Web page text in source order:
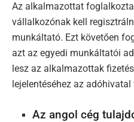
Az alkalmazottat
vállalkozónak kell
munkáltató. Ezt követően
azt az egyedi munkáltatói
lesz az alkalmazottak
lejelentéséhez az adóhivatal
Az angol cég